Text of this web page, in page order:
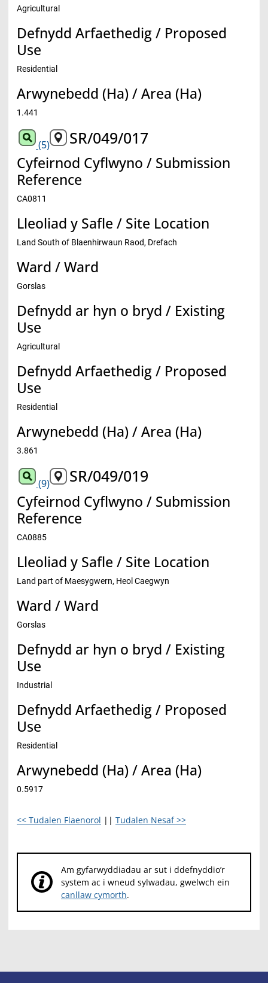
Agricultural
Defnydd Arfaethedig / Proposed
Use
Residential
Arwynebedd (Ha) / Area (Ha)
1.441
(5) SR/049/017
Cyfeirnod Cyflwyno / Submission
Reference
CA0811
Lleoliad y Safle / Site Location
Land South of Blaenhirwaun Raod, Drefach
Ward / Ward
Gorslas
Defnydd ar hyn o bryd / Existing
Use
Agricultural
Defnydd Arfaethedig / Proposed
Use
Residential
Arwynebedd (Ha) / Area (Ha)
3.861
(9) SR/049/019
Cyfeirnod Cyflwyno / Submission
Reference
CA0885
Lleoliad y Safle / Site Location
Land part of Maesygwern, Heol Caegwyn
Ward / Ward
Gorslas
Defnydd ar hyn o bryd / Existing
Use
Industrial
Defnydd Arfaethedig / Proposed
Use
Residential
Arwynebedd (Ha) / Area (Ha)
0.5917
<< Tudalen Flaenorol || Tudalen Nesaf >>
Am gyfarwyddiadau ar sut i ddefnyddio’r
system ac i wneud sylwadau, gwelwch ein
canllaw cymorth.